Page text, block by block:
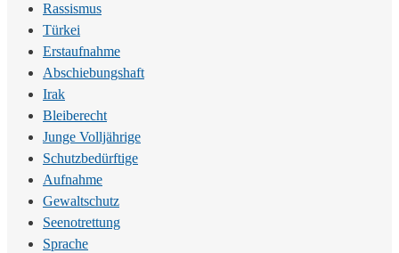
Rassismus
Türkei
Erstaufnahme
Abschiebungshaft
Irak
Bleiberecht
Junge Volljährige
Schutzbedürftige
Aufnahme
Gewaltschutz
Seenotrettung
Sprache